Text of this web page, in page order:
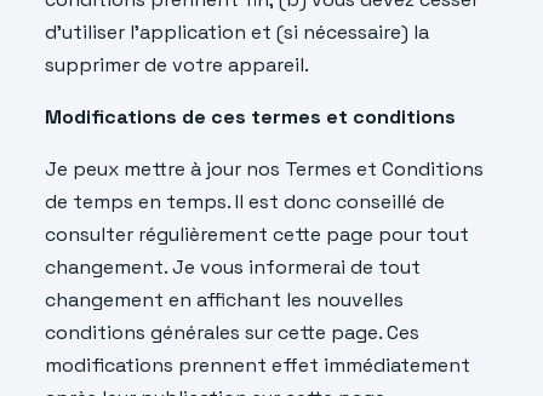
d’utiliser l’application et (si nécessaire) la
supprimer de votre appareil.
Modifications de ces termes et conditions
Je peux mettre à jour nos Termes et Conditions
de temps en temps. Il est donc conseillé de
consulter régulièrement cette page pour tout
changement. Je vous informerai de tout
changement en affichant les nouvelles
conditions générales sur cette page. Ces
modifications prennent effet immédiatement